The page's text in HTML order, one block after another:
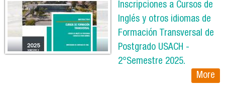
Inscripciones a Cursos de
Inglés y otros idiomas de
Formación Transversal de
Postgrado USACH -
2°Semestre 2025.
More
Pages